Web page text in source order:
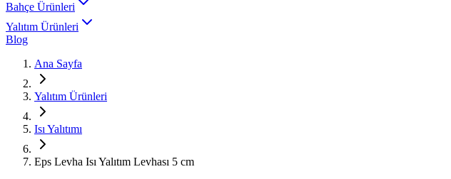
Bahçe Ürünleri
Yalıtım Ürünleri
Blog
Ana Sayfa
Yalıtım Ürünleri
Isı Yalıtımı
Eps Levha Isı Yalıtım Levhası 5 cm